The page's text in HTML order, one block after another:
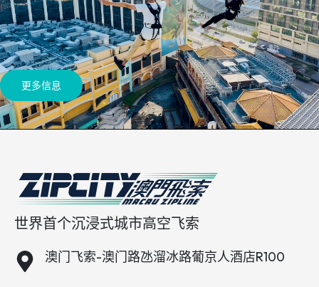
更多信息
世界首个沉浸式城市高空飞索
澳门飞索-澳门路氹溜冰路葡京人酒店R100